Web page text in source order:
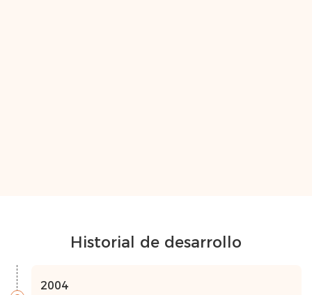
Historial de desarrollo
2004